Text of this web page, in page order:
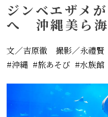
ジンベエザメ
へ 沖縄美ら
文／吉原徹 撮影／永禮賢
沖縄
旅あそび 水族館